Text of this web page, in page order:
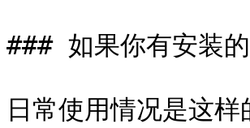
### 如果你有安装
日常使用情况是这样